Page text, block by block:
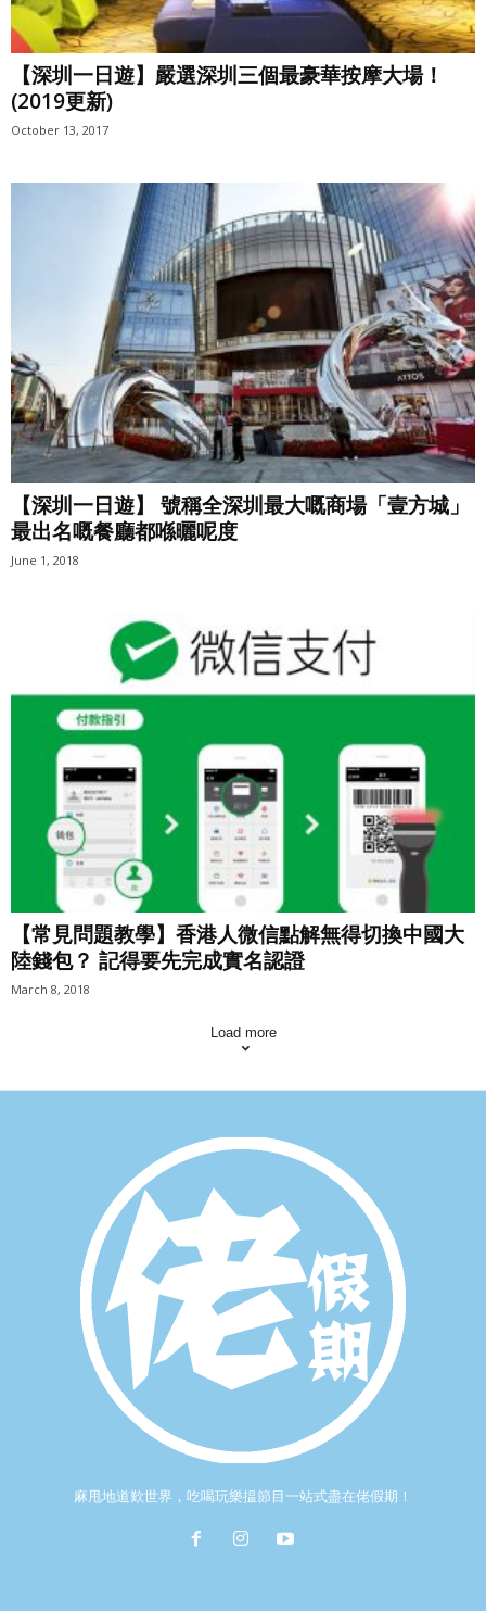
【深圳一日遊】嚴選深圳三個最豪華按摩大場！
(2019更新)
October 13, 2017
【深圳一日遊】 號稱全深圳最大嘅商場「壹方城」
最出名嘅餐廳都喺曬呢度
June 1, 2018
【常見問題教學】香港人微信點解無得切換中國大
陸錢包？ 記得要先完成實名認證
March 8, 2018
Load more
麻甩地道歎世界，吃喝玩樂揾節目一站式盡在佬假期！